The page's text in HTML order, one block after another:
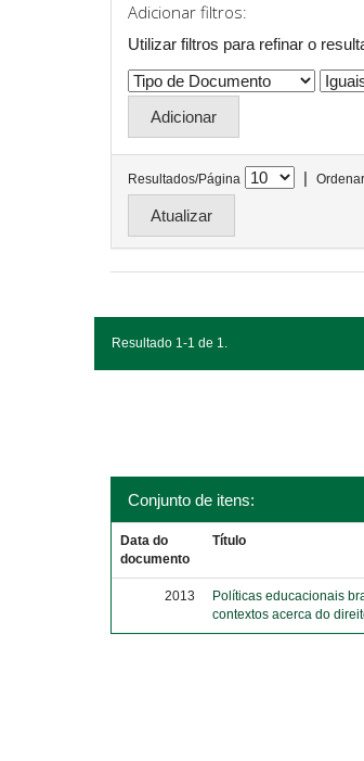
Adicionar filtros:
Utilizar filtros para refinar o
Resultados/Página |
Resultado 1-1 de 1.
Conjunto de itens:
Data do
documento
Título
2013
Políticas educacionais
contextos acerca do